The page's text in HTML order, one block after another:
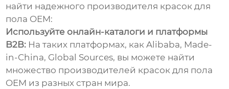
найти надежного производителя красок для
пола OEM:
Используйте онлайн-каталоги и платформы
B2B: На таких платформах, как Alibaba, Made-
in-China, Global Sources, вы можете найти
множество производителей красок для пола
OEM из разных стран мира.